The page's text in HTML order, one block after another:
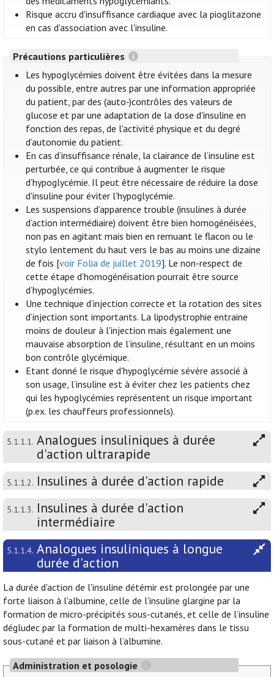
Risque accru d'insuffisance cardiaque avec la pioglitazone
en cas d'association avec l'insuline.
Précautions particulières
Les hypoglycémies doivent être évitées dans la mesure
du possible, entre autres par une information appropriée
du patient, par des (auto-)contrôles des valeurs de
glucose et par une adaptation de la dose d'insuline en
fonction des repas, de l'activité physique et du degré
d’autonomie du patient.
En cas d’insuffisance rénale, la clairance de l’insuline est
perturbée, ce qui contribue à augmenter le risque
d’hypoglycémie. Il peut être nécessaire de réduire la dose
d'insuline pour éviter l'hypoglycémie.
Les suspensions d’apparence trouble (insulines à durée
d’action intermédiaire) doivent être bien homogénéisées,
non pas en agitant mais bien en remuant le flacon ou le
stylo lentement du haut vers le bas au moins une dizaine
de fois [voir Folia de juillet 2019]. Le non-respect de
cette étape d’homogénéisation pourrait être source
d’hypoglycémies.
Une technique d’injection correcte et la rotation des sites
d’injection sont importants. La lipodystrophie entraine
moins de douleur à l'injection mais également une
mauvaise absorption de l’insuline, résultant en un moins
bon contrôle glycémique.
Etant donné le risque d'hypoglycémie sévère associé à
son usage, l’insuline est à éviter chez les patients chez
qui les hypoglycémies représentent un risque important
(p.ex. les chauffeurs professionnels).
5.1.1.1. Analogues insuliniques à durée
d'action ultrarapide
5.1.1.2. Insulines à durée d'action rapide
5.1.1.3. Insulines à durée d'action
intermédiaire
5.1.1.4. Analogues insuliniques à longue
durée d'action
La durée d'action de l'insuline détémir est prolongée par une
forte liaison à l'albumine, celle de l'insuline glargine par la
formation de micro-précipités sous-cutanés, et celle de l’insuline
dégludec par la formation de multi-hexamères dans le tissu
sous-cutané et par liaison à l’albumine.
Administration et posologie